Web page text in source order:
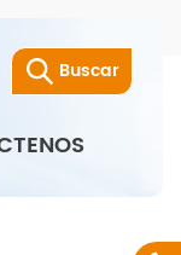
Buscar